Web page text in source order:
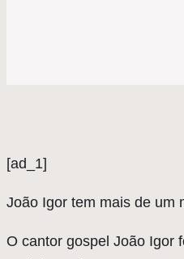
[ad_1]
João Igor tem mais de um
O cantor gospel João Igor